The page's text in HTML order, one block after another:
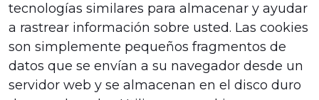
tecnologías similares para almacenar y ayudar
a rastrear información sobre usted. Las cookies
son simplemente pequeños fragmentos de
datos que se envían a su navegador desde un
servidor web y se almacenan en el disco duro